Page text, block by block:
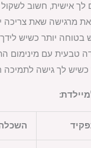
לך אישית, חשוב
מרגישה שאת צריכה
בטוחה יותר כשיש
טבעית עם מינימום
כשיש לך גישה לתמיכה